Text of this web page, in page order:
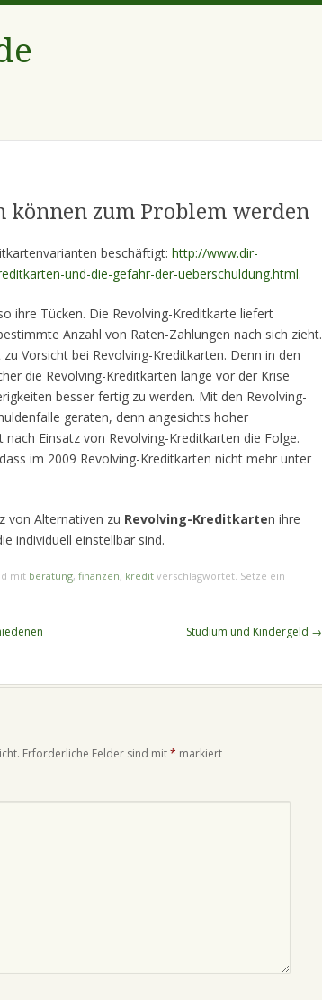
zum Problem werden
beschäftigt: http://www.dir-
und-die-gefahr-der-ueberschuldung.html.
ihre Tücken. Die Revolving-Kreditkarte liefert
Anzahl von Raten-Zahlungen nach sich zieht.
Vorsicht bei Revolving-Kreditkarten. Denn in den
die Revolving-Kreditkarten lange vor der Krise
besser fertig zu werden. Mit den Revolving-
geraten, denn angesichts hoher
Einsatz von Revolving-Kreditkarten die Folge.
im 2009 Revolving-Kreditkarten nicht mehr unter
von Alternativen zu Revolving-Kreditkarten ihre
individuell einstellbar sind.
mit beratung, finanzen, kredit verschlagwortet. Setze ein
Studium und Kindergeld →
Erforderliche Felder sind mit* markiert